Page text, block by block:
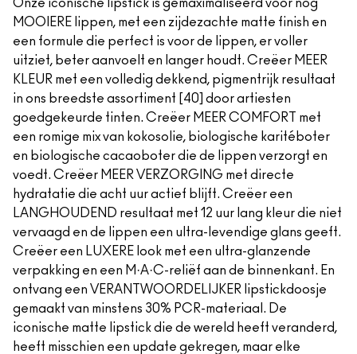
Onze iconische lipstick is gemaximaliseerd voor nog
MOOIERE lippen, met een zijdezachte matte finish en
een formule die perfect is voor de lippen, er voller
uitziet, beter aanvoelt en langer houdt. Creëer MEER
KLEUR met een volledig dekkend, pigmentrijk resultaat
in ons breedste assortiment [40] door artiesten
goedgekeurde tinten. Creëer MEER COMFORT met
een romige mix van kokosolie, biologische karitéboter
en biologische cacaoboter die de lippen verzorgt en
voedt. Creëer MEER VERZORGING met directe
hydratatie die acht uur actief blijft. Creëer een
LANGHOUDEND resultaat met 12 uur lang kleur die niet
vervaagd en de lippen een ultra-levendige glans geeft.
Creëer een LUXERE look met een ultra-glanzende
verpakking en een M·A·C-reliëf aan de binnenkant. En
ontvang een VERANTWOORDELIJKER lipstickdoosje
gemaakt van minstens 30% PCR-materiaal. De
iconische matte lipstick die de wereld heeft veranderd,
heeft misschien een update gekregen, maar elke